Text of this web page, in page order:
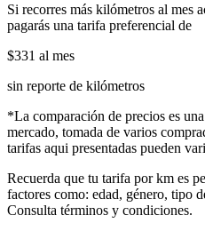
Si recorres más kilómetros al mes
pagarás una tarifa preferencial de
$331 al mes
sin reporte de kilómetros
*La comparación de precios es
mercado, tomada de varios
tarifas aqui presentadas pueden
Recuerda que tu tarifa por km es
factores como: edad, género, tipo
Consulta términos y condiciones.